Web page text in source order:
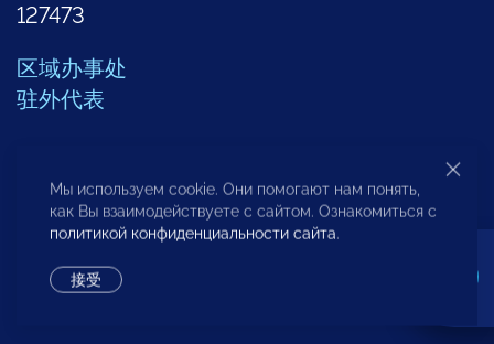
127473
区域办事处
驻外代表
其他部门联系方式
Мы используем cookie. Они помогают нам понять,
как Вы взаимодействуете с сайтом. Ознакомиться с
политикой конфиденциальности сайта.
接受